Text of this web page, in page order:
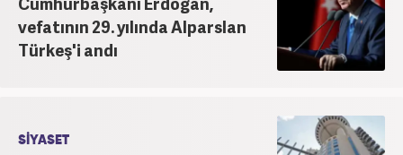
vefatının 29. yılında Alparslan
Türkeş'i andı
SİYASET